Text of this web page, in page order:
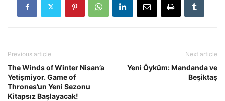
Previous article
The Winds of Winter Nisan’a
Yetişmiyor. Game of
Thrones’un Yeni Sezonu
Kitapsız Başlayacak!
Next article
Yeni Öyküm: Mandanda ve
Beşiktaş